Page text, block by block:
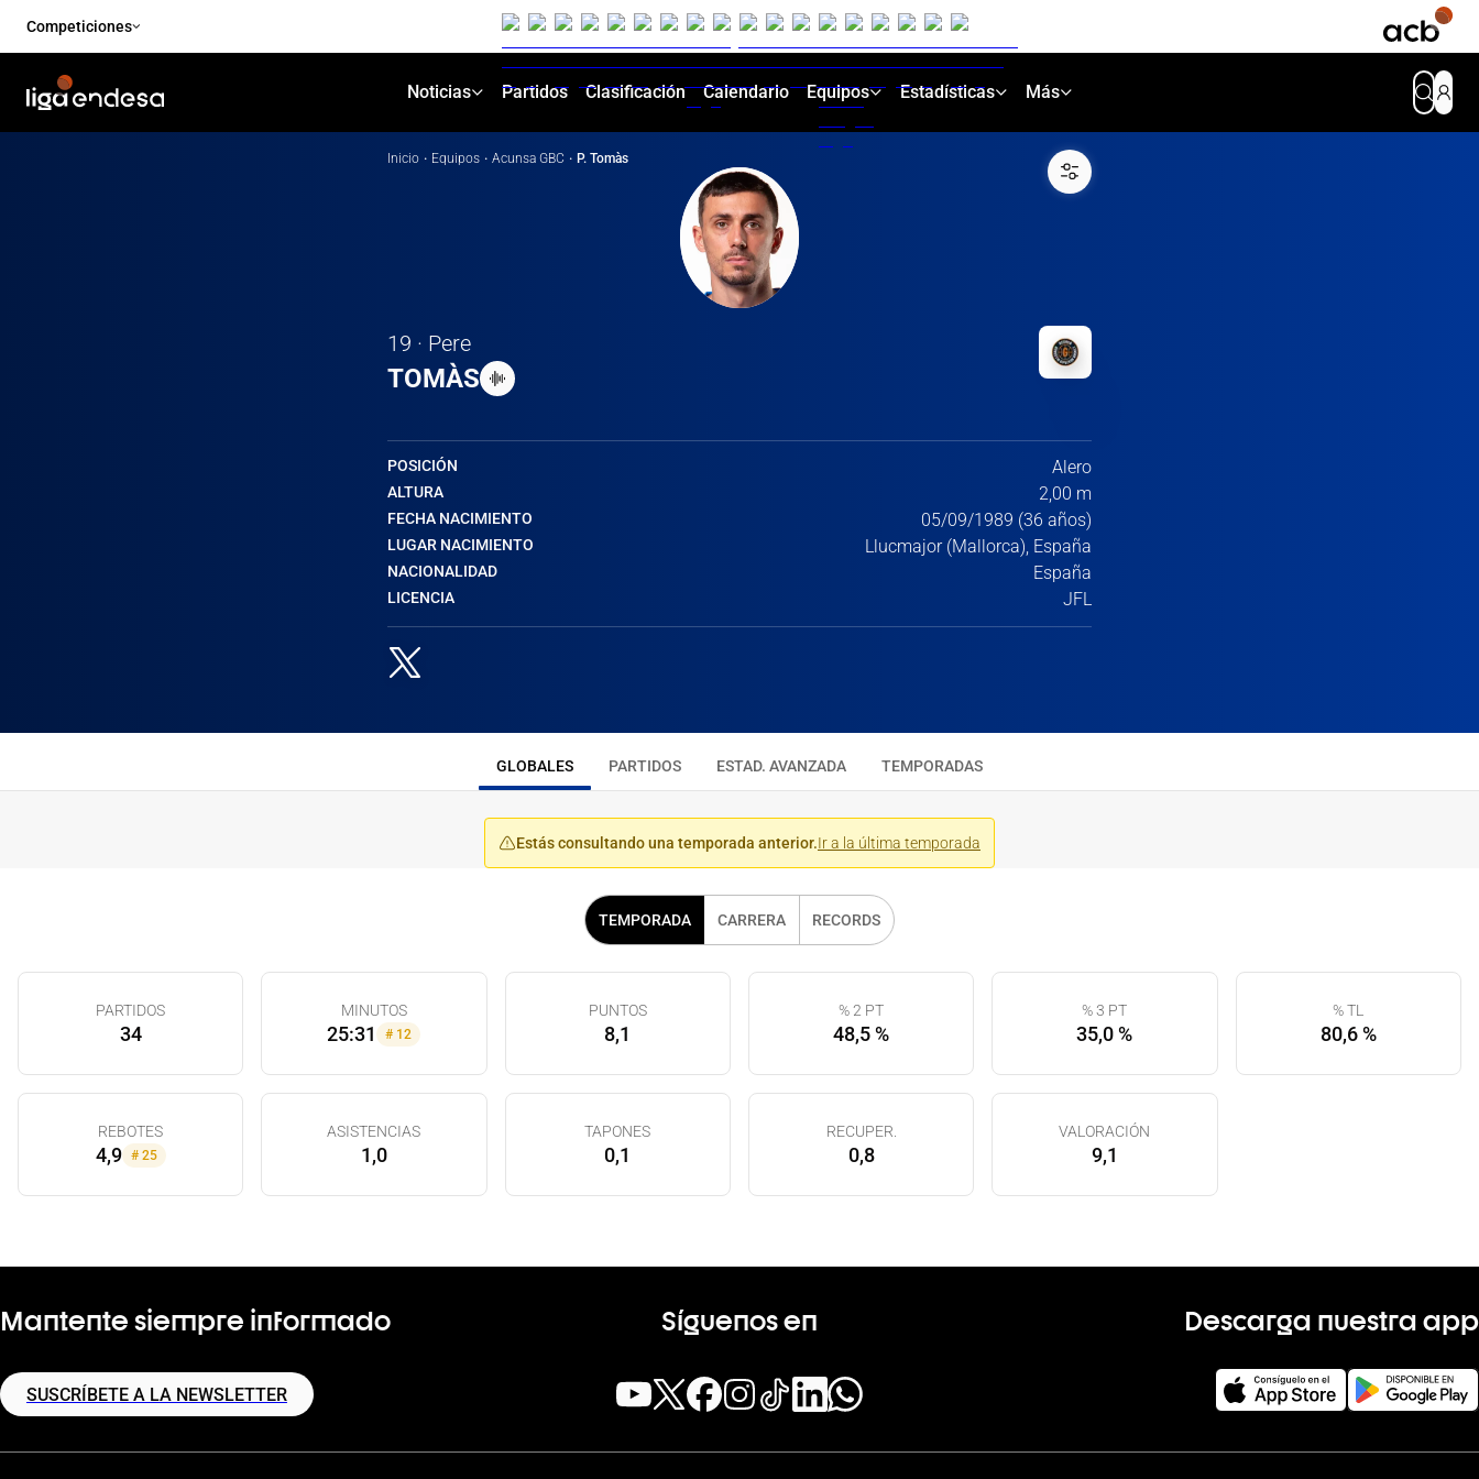
Competiciones
Noticias Partidos Clasificación Calendario Equipos Estadísticas Más
Inicio · Equipos · Acunsa GBC · P. Tomàs
19 · Pere
TOMÀS
POSICIÓN Alero
ALTURA 2,00 m
FECHA NACIMIENTO 05/09/1989 (36 años)
LUGAR NACIMIENTO Llucmajor (Mallorca), España
NACIONALIDAD España
LICENCIA JFL
GLOBALES PARTIDOS ESTAD. AVANZADA TEMPORADAS
Estás consultando una temporada anterior.Ir a la última temporada
TEMPORADA CARRERA RECORDS
PARTIDOS
34
MINUTOS
25:31 # 12
PUNTOS
8,1
% 2 PT
48,5 %
% 3 PT
35,0 %
% TL
80,6 %
REBOTES
4,9 # 25
ASISTENCIAS
1,0
TAPONES
0,1
RECUPER.
0,8
VALORACIÓN
9,1
Mantente siempre informado
SUSCRÍBETE A LA NEWSLETTER
Síguenos en Descarga nuestra app